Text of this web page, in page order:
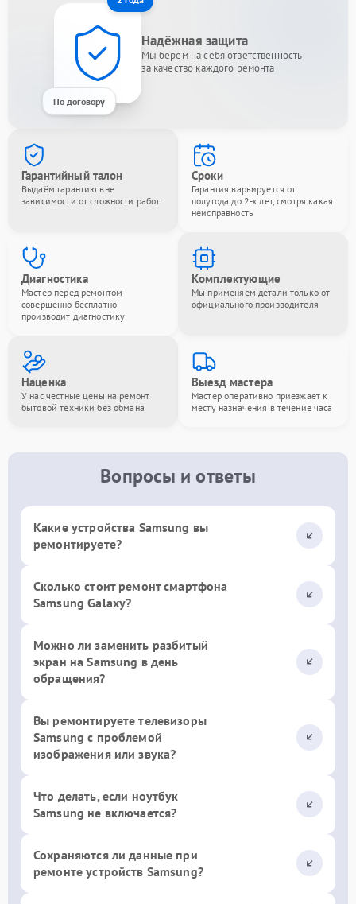
По договору
Надёжная защита
Мы берём на себя ответственность
за качество каждого ремонта
Гарантийный талон
Выдаём гарантию вне
зависимости от сложности работ
Сроки
Гарантия варьируется от
полугода до 2-х лет, смотря какая
неисправность
Диагностика
Мастер перед ремонтом
совершенно бесплатно
производит диагностику
Комплектующие
Мы применяем детали только от
официального производителя
Наценка
У нас честные цены на ремонт
бытовой техники без обмана
Выезд мастера
Мастер оперативно приезжает к
месту назначения в течение часа
Вопросы и ответы
Какие устройства Samsung вы
ремонтируете?
Сколько стоит ремонт смартфона
Samsung Galaxy?
Можно ли заменить разбитый
экран на Samsung в день
обращения?
Вы ремонтируете телевизоры
Samsung с проблемой
изображения или звука?
Что делать, если ноутбук
Samsung не включается?
Сохраняются ли данные при
ремонте устройств Samsung?